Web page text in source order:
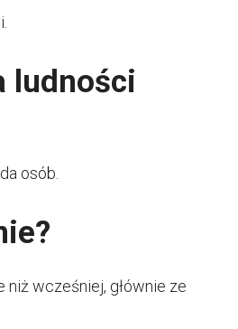
ludności
osób.
niż wcześniej, głównie ze